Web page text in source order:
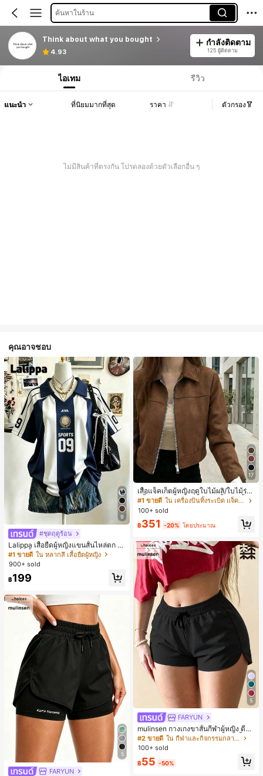
ค้นหาในร้าน
Think about what you bought
4.93
กำลังติดตาม
125 ผู้ติดตาม
ไอเทม รีวิว
แนะนำ ที่นิยมมากที่สุด ราคา ตัวกรอง
ไม่มีสินค้าที่ตรงกัน โปรดลองด้วยตัวเลือกอื่น ๆ
คุณอาจชอบ
9
#ชุดฤดูร้อน
Lalippa เสื้อยืดผู้หญิงแขนสั้นไหล่ตก ค
อวีปกเสื้อ ลายพิมพ์ดิจิทัลลายทาง สไตล์
สปอร์ตแฟชั่นมินิมอล ของขวัญสำหรับเ
พื่อน
#1 ขายดี ใน หลากสี เสื้อยืดผู้หญิง
900+ sold
฿199
5
FARYUN
17
เสื้อแจ็คเก็ตผู้หญิงฤดูใบไม้ผลิ/ใบไม้ร่วง
สีพื้น หนังเทียม สไตล์ปกคอเสื้อ ซิปขึ้น
แขนยาว สไตล์ลำลอง วิทยาลัย สนามบิ
น เสื้อนอก สีน้ำตาล สไตล์สบายๆ ฤดูใบ
ไม้ร่วง
#1 ขายดี
ใน เครื่องบินทิ้งระเบิด แจ็คเก็ตผู้หญิง
100+ sold
฿351 -20% โดยประมาณ
5
FARYUN
mulinsen กางเกงขาสั้นกีฬาผู้หญิง ดีไซ
น์ปลายเปิด เอวยืดหยุ่น กางเกงขาสั้น
ลำลองกีฬาฤดูร้อน ความยาว 3/4
#2 ขายดี
ใน กีฬาและกิจกรรมกลางแจ้ง
100+ sold
฿55 -50%